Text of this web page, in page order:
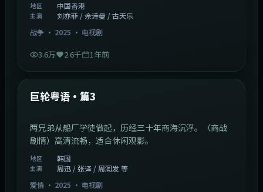
地区 中国香港
主演
刘亦菲 / 佘诗曼 / 古天乐
战争 · 2025 · 电视剧
3.6万 2.6千 1年前
最新
巨轮粤语·篇3
两兄弟从船厂学徒做起，历经三十年商海沉浮。（商战
剧情）高清流畅，适合休闲观影。
地区 韩国
主演
周迅 / 张译 / 周润发 等
爱情· 2025 · 电视剧